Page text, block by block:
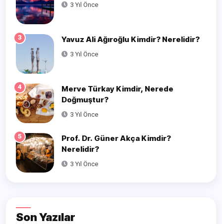
3 Yıl Önce
3 Yavuz Ali Ağıroğlu Kimdir? Nerelidir?
3 Yıl Önce
4
Merve Türkay Kimdir, Nerede
Doğmuştur?
3 Yıl Önce
5
Prof. Dr. Güner Akça Kimdir?
Nerelidir?
3 Yıl Önce
Son Yazılar